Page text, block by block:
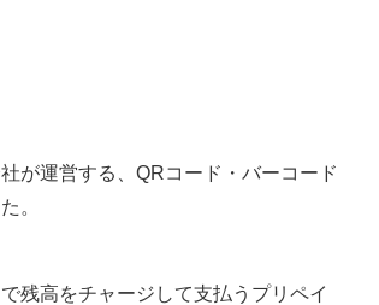
が運営する、QRコード・バーコード
。
残高をチャージして支払うプリペイ